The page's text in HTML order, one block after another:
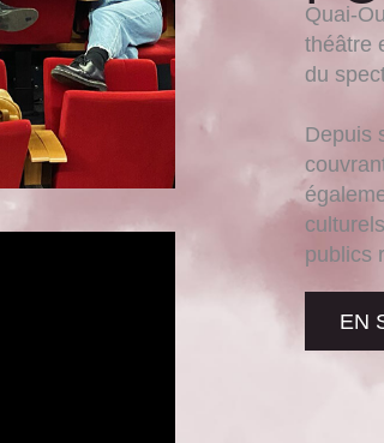
Quai-
théâtre
du
Depuis
publics
EN